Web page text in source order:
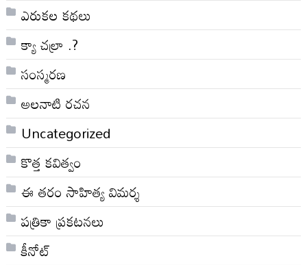
ఎరుకల కథలు
క్యా చల్రా .?
సంస్మరణ
అలనాటి రచన
Uncategorized
కొత్త కవిత్వం
ఈ తరం సాహిత్య విమర్శ
పత్రికా ప్రకటనలు
కీనోట్